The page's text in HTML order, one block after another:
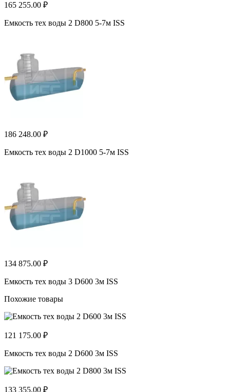
165 255.00 ₽
Емкость тех воды 2 D800 5-7м ISS
186 248.00 ₽
Емкость тех воды 2 D1000 5-7м ISS
134 875.00 ₽
Емкость тех воды 3 D600 3м ISS
Похожие товары
121 175.00 ₽
Емкость тех воды 2 D600 3м ISS
133 355.00 ₽